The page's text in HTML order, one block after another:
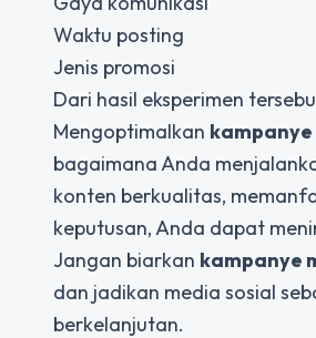
Waktu posting
Jenis promosi
Dari hasil eksperimen
Mengoptimalkan
bagaimana Anda
konten berkualitas,
keputusan, Anda dapat
Jangan biarkan kampanye
dan jadikan media sosial
berkelanjutan.